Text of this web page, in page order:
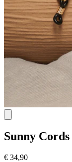
Sunny Cords
€ 34,90